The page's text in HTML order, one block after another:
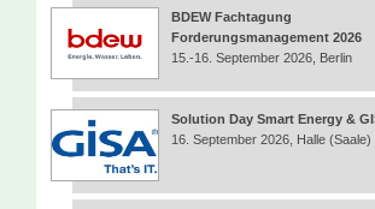
BDEW Fachtagung
Forderungsmanagement 2026
15.-16. September 2026, Berlin
Solution Day Smart Energy &
16. September 2026, Halle (Saale)